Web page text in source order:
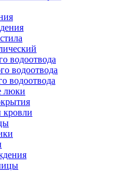
водоотвода
водоотвода
водоотвода
люки
кровли